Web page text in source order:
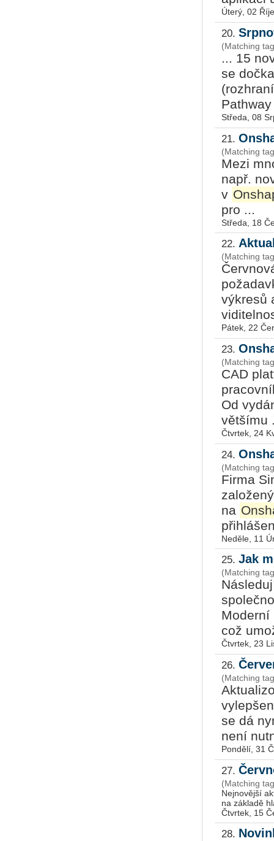
Úterý, 02
20.
(Matching
... 15
se
Středa, 08
21.
(Matching
Mezi
např.
v
pro ...
Středa, 18
22.
(Matching
výkresů
Pátek, 22
23.
(Matching
CAD
Od
většímu
Čtvrtek, 24
24.
(Matching
Firma
na
Neděle, 11
25. Jak
(Matching
Moderní
což
Čtvrtek, 23
26.
(Matching
se dá
není
Pondělí, 31
27.
(Matching
Nejnovější
na základě
Čtvrtek, 15
28.